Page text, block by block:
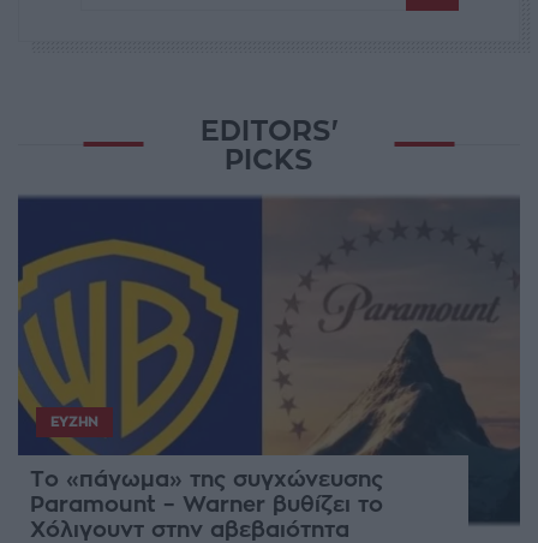
EDITORS'
PICKS
ΕΥΖΗΝ
Το «πάγωμα» της συγχώνευσης
Paramount – Warner βυθίζει το
Χόλιγουντ στην αβεβαιότητα